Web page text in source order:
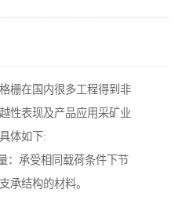
栅在国内很多工程得到非
性表现及产品应用采矿业
体如下:
：承受相同载荷条件下节
承结构的材料。